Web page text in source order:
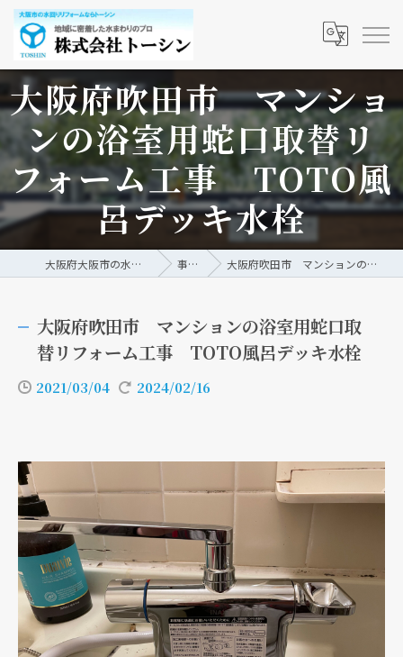
大阪府吹田市 マンショ
ンの浴室用蛇口取替リ
フォーム工事 TOTO風
呂デッキ水栓
大阪府大阪市の水回りリフォームなら株式会社トーシン 事例/ブログ 大阪府吹田市 マンションの浴室用蛇口取替リフォーム工事 TOTO風呂デッキ水栓
大阪府吹田市 マンションの浴室用蛇口取
替リフォーム工事 TOTO風呂デッキ水栓
2021/03/04 2024/02/16